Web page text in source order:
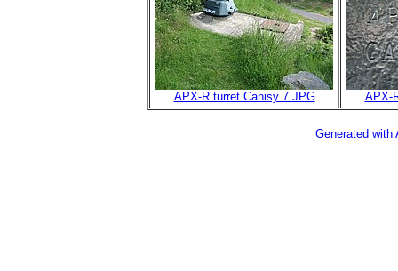
APX-R turret Canisy 7.JPG APX-
Generated with